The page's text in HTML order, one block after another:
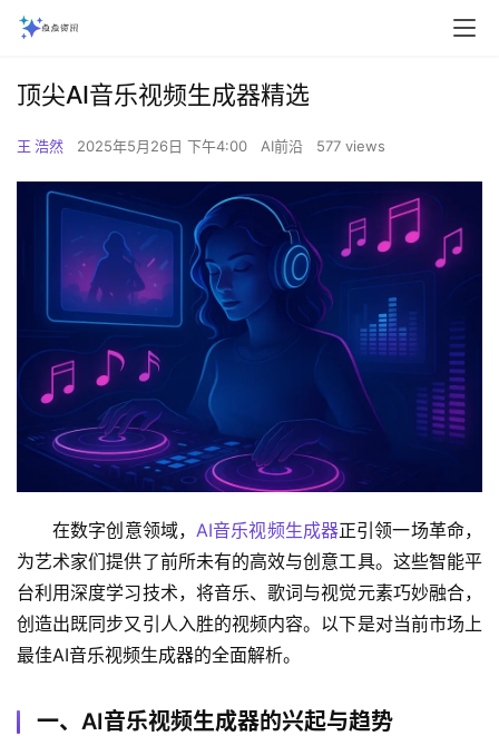
顶尖AI音乐视频生成器精选
王 浩然 2025年5月26日 下午4:00 AI前沿 577 views
在数字创意领域， AI音乐视频生成器正引领一场革命，
为艺术家们提供了前所未有的高效与创意工具。这些智能平
台利用深度学习技术，将音乐、歌词与视觉元素巧妙融合，
创造出既同步又引人入胜的视频内容。以下是对当前市场上
最佳AI音乐视频生成器的全面解析。
一、AI音乐视频生成器的兴起与趋势